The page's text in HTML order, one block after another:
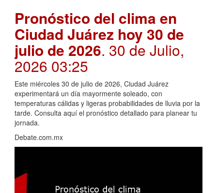
Pronóstico del clima en
Ciudad Juárez hoy 30 de
julio de 2026. 30 de Julio,
2026 03:25
Este miércoles 30 de julio de 2026, Ciudad Juárez
experimentará un día mayormente soleado, con
temperaturas cálidas y ligeras probabilidades de lluvia por la
tarde. Consulta aquí el pronóstico detallado para planear tu
jornada.
Debate.com.mx